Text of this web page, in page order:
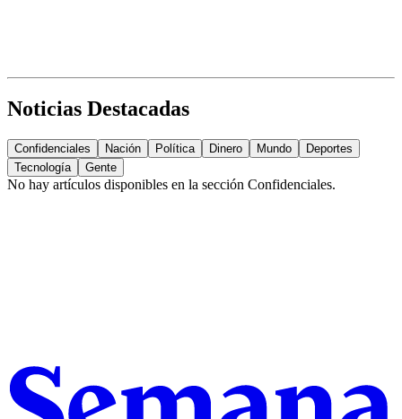
Noticias Destacadas
Confidenciales Nación Política Dinero Mundo
Deportes
Tecnología
Gente
No hay artículos disponibles en la sección Confidenciales.